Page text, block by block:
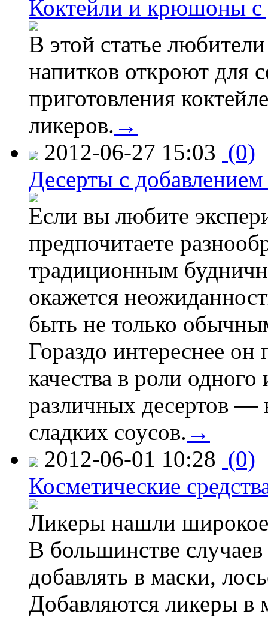
Коктейли и крюшоны с
В этой статье
напитков откроют для
приготовления
ликеров. →
2012-06-27 15:03 (0)
Десерты с
Если вы любите
предпочитаете
традиционным
окажется
быть не только
Гораздо интереснее он
качества в роли
различных десертов —
сладких соусов. →
2012-06-01 10:28 (0)
Косметические
Ликеры нашли
В большинстве
добавлять в маски,
Добавляются ликеры в